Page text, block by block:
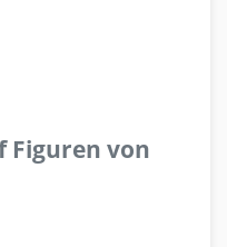
Figuren von